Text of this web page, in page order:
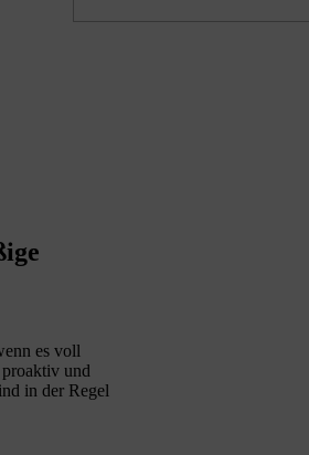
es voll
proaktiv und
in der Regel